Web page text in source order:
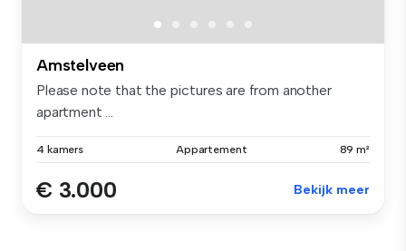
Amstelveen
Please note that the pictures are from another
apartment ...
4 kamers Appartement 89 m²
€ 3.000 Bekijk meer